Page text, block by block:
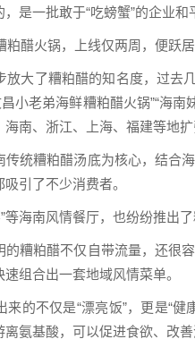
是一批敢于“吃螃蟹”的企业和
醋火锅，上线仅两周，便跃
大了糟粕醋的知名度，过去
昌小老弟海鲜糟粕醋火锅”“海
南、浙江、上海、福建等地扩
统糟粕醋汤底为核心，结合
引了不少消费者。
”等海南风情餐厅，也纷纷推出
糟粕醋不仅自带流量，还很
组合出一套地域风情菜单。
的不仅是“漂亮饭”，更是“
氨基酸，可以促进食欲、改善